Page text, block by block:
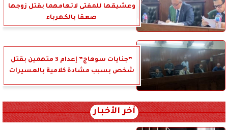
وعشيقها للمفتى لاتهامهما بقتل زوجها
صعقا بالكهرباء
”جنايات سوهاج” إعدام 3 متهمين بقتل
شخص بسبب مشادة كلامية بالعسيرات
آخر الأخبار